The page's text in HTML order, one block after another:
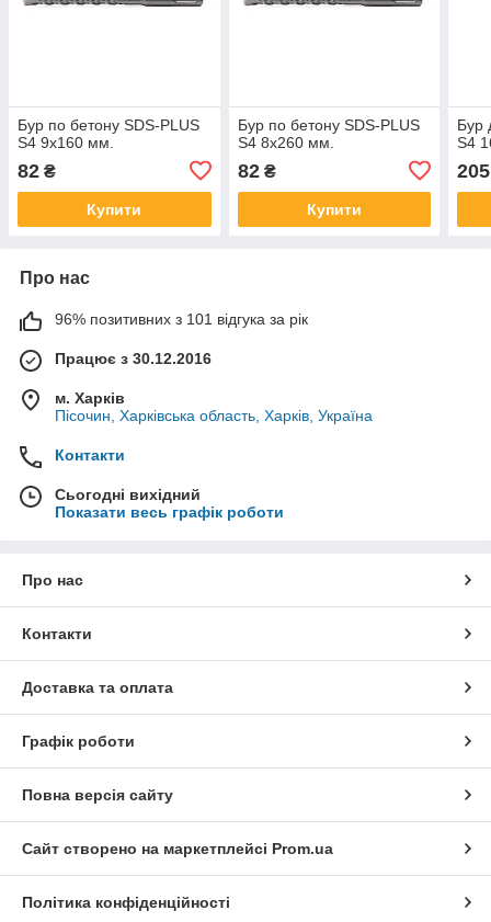
Бур по бетону SDS-PLUS
S4 9x160 мм.
82 ₴
Купити
Бур по бетону SDS-PLUS
S4 8x260 мм.
82₴
Купити
Бур
S4
205
Про нас
96% позитивних з 101 відгука за рік
Працює з 30.12.2016
м. Харків
Пісочин, Харківська область, Харків, Україна
Контакти
Сьогодні вихідний
Показати весь графік роботи
Про нас
Контакти
Доставка та оплата
Графік роботи
Повна версія сайту
Сайт створено на маркетплейсі Prom.ua
Політика конфіденційності